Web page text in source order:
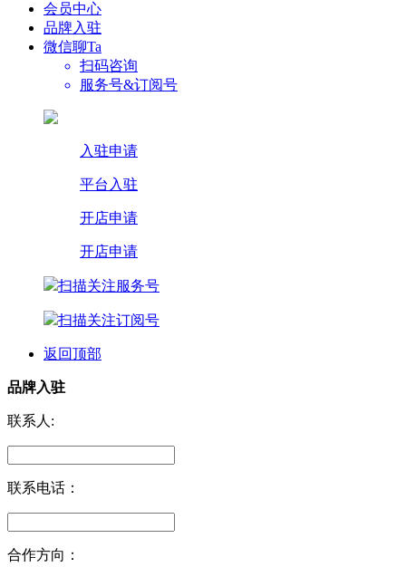
会员中心
品牌入驻
微信聊Ta
扫码咨询
服务号&订阅号
入驻申请
平台入驻
开店申请
开店申请
扫描关注服务号
扫描关注订阅号
返回顶部
品牌入驻
联系人:
联系电话：
合作方向：